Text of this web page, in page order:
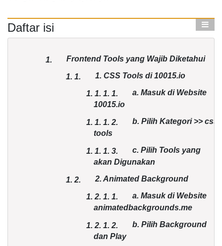
Daftar isi
1. Frontend Tools yang Wajib Diketahui
1. 1. 1. CSS Tools di 10015.io
1. 1. 1. 1.
a. Masuk di Website
10015.io
1. 1. 1. 2.
b. Pilih Kategori >> css
tools
1. 1. 1. 3.
c. Pilih Tools yang
akan Digunakan
1. 2. 2. Animated Background
1. 2. 1. 1.
a. Masuk di Website
animatedbackgrounds.me
1. 2. 1. 2.
b. Pilih Background
dan Play